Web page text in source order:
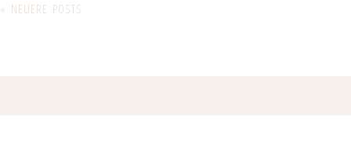
« NEUERE POSTS